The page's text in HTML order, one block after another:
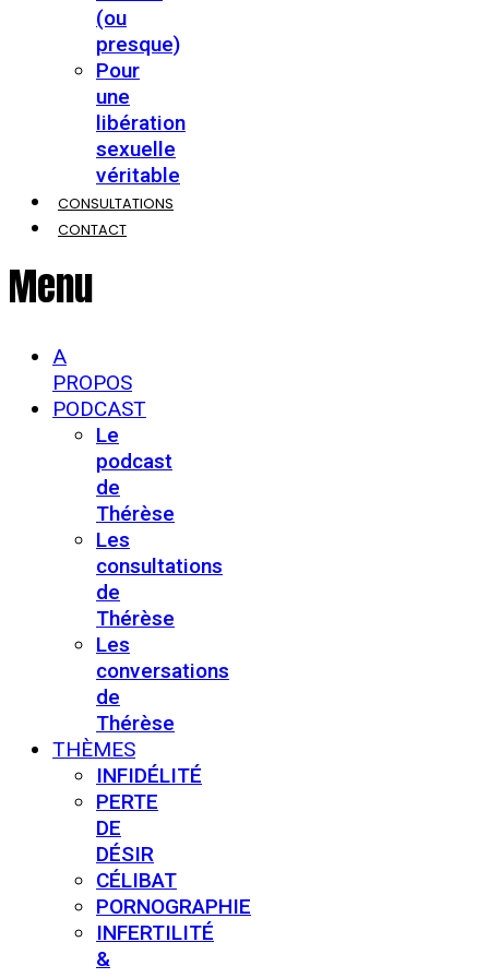
(ou
presque)
Pour
une
libération
sexuelle
véritable
CONSULTATIONS
CONTACT
Menu
A
PROPOS
PODCAST
Le
podcast
de
Thérèse
Les
consultations
de
Thérèse
Les
conversations
de
Thérèse
THÈMES
INFIDÉLITÉ
PERTE
DE
DÉSIR
CÉLIBAT
PORNOGRAPHIE
INFERTILITÉ
&